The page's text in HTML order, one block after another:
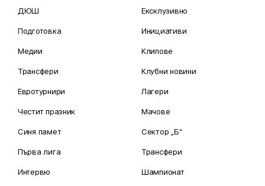
ДЮШ
Подготовка
Медии
Трансфери
Евротурнири
Честит празник
Синя памет
Първа лига
Интервю
Ексклузивно
Инициативи
Клипове
Клубни новини
Лагери
Мачове
Сектор „Б“
Трансфери
Шампионат